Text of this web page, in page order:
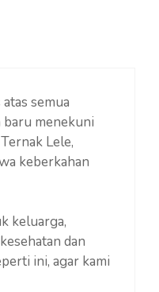
semua
baru menekuni
Lele,
keberkahan
keluarga,
dan
ini, agar kami